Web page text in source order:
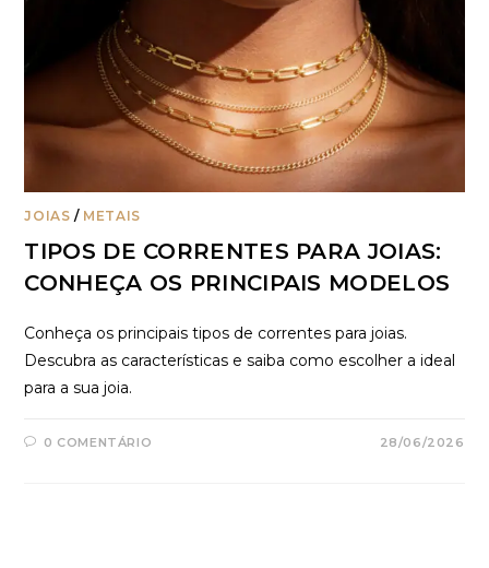
JOIAS / METAIS
TIPOS DE CORRENTES PARA JOIAS:
CONHEÇA OS PRINCIPAIS MODELOS
Conheça os principais tipos de correntes para joias.
Descubra as características e saiba como escolher a ideal
para a sua joia.
0 COMENTÁRIO 28/06/2026